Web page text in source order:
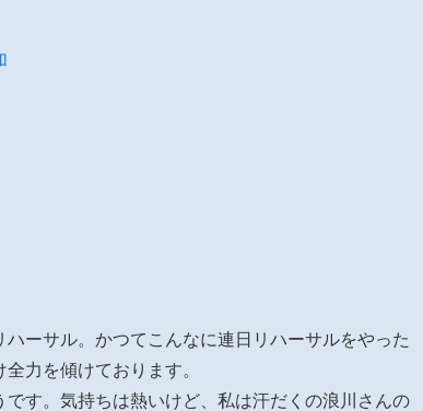
ハーサル。かつてこんなに連日リハーサルをやった
力を傾けております。
す。気持ちは熱いけど、私は汗だくの浪川さんの